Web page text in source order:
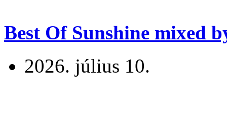
Best Of Sunshine mixed
2026. július 10.